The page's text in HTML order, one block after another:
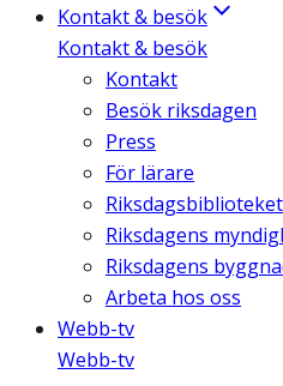
Kontakt & besök
Kontakt & besök
Kontakt
Besök riksdagen
Press
För lärare
Riksdagsbiblioteket
Riksdagens
Riksdagens
Arbeta hos oss
Webb-tv
Webb-tv